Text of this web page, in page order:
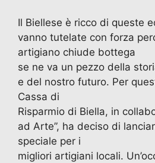
Il Biellese è ricco di queste
vanno tutelate con forza
artigiano chiude bottega
se ne va un pezzo della
e del nostro futuro. Per
Cassa di
Risparmio di Biella, in
ad Arte”, ha deciso di
speciale per i
migliori artigiani locali.